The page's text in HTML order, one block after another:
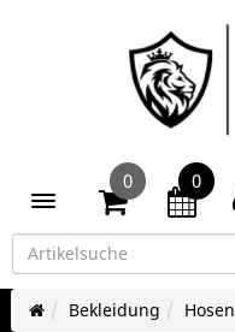
Toggle navigation
0 0
Bekleidung Hosen